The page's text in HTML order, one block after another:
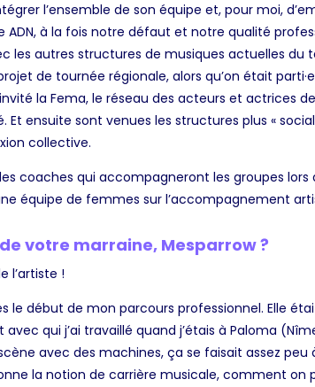
l’ensemble de son équipe et, pour moi,
ADN, à la fois notre défaut et notre qualité
les autres structures de musiques actuelles du
de tournée régionale, alors qu’on était
la Fema, le réseau des acteurs et actrices
ensuite sont venues les structures plus «
collective.
coaches qui accompagneront les groupes lors
équipe de femmes sur l’accompagnement
votre marraine, Mesparrow ?
l’artiste !
le début de mon parcours professionnel. Elle
qui j’ai travaillé quand j’étais à Paloma
avec des machines, ça se faisait assez peu
la notion de carrière musicale, comment on